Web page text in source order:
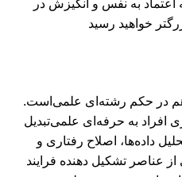
به نفس و انگیزش در
خواهید رسید
هم در حکم رشته‌ای علمی‌است.
افراد به حرفه‌ای علمی‌تبدیل
داده‌ها، اصلاح رفتاری و
عناصر تشکیل دهنده فرایند